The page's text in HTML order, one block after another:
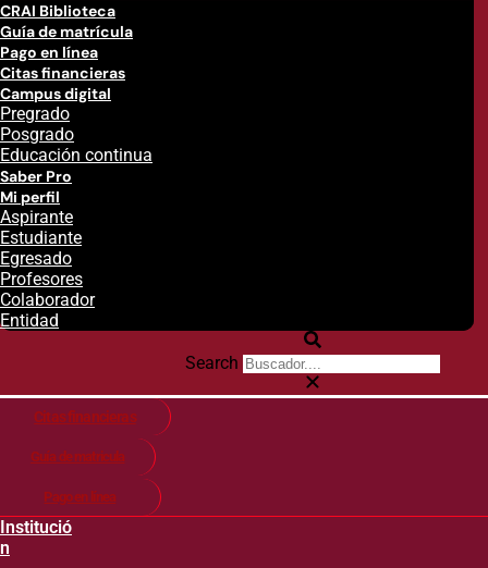
CRAI Biblioteca
Guía de matrícula
Pago en línea
Citas financieras
Campus digital
Pregrado
Posgrado
Educación continua
Saber Pro
Mi perfil
Aspirante
Estudiante
Egresado
Profesores
Colaborador
Entidad
Search
Citas financieras
Guía de matricula
Pago en línea
Institució
n